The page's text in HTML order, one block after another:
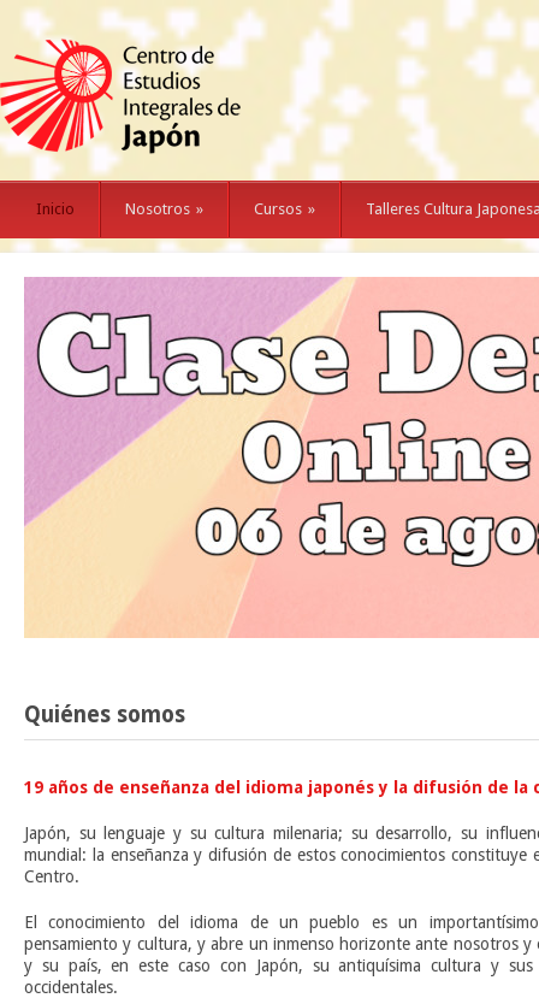
Inicio Nosotros » Cursos » Talleres Cultura
Quiénes somos
19 años de enseñanza del idioma japonés y la difusión de la
Japón, su lenguaje y su cultura milenaria; su desarrollo, su
mundial: la enseñanza y difusión de estos conocimientos
Centro.
El conocimiento del idioma de un pueblo es un
pensamiento y cultura, y abre un inmenso horizonte ante nosotros y
y su país, en este caso con Japón, su antiquísima cultura y
occidentales.